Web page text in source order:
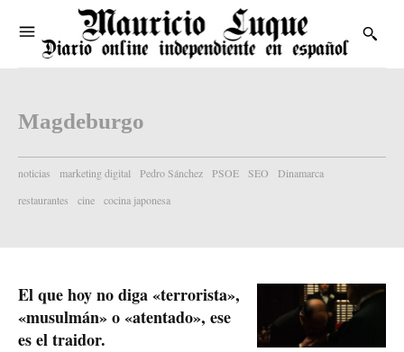
Magdeburgo
noticias marketing digital Pedro Sánchez PSOE SEO
Dinamarca
restaurantes
cine cocina japonesa
El que hoy no diga «terrorista»,
«musulmán» o «atentado», ese
es el traidor.